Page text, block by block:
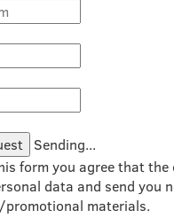
Sending...
form you agree that the
data and send you
materials.